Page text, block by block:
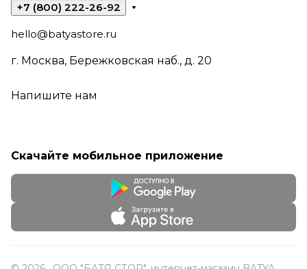
+7 (800) 222-26-92
hello@batyastore.ru
г. Москва, Бережковская наб., д. 20
Напишите нам
Скачайте мобильное приложение